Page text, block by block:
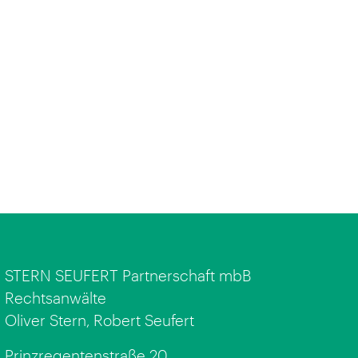
STERN SEUFERT Partnerschaft mbB
Rechtsanwälte
Oliver Stern, Robert Seufert